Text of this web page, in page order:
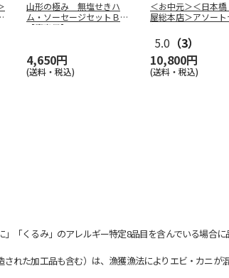
山形の極み 無塩せきハ
ム・ソーセージセットＢ
【慶事用】
4,650円
(送料・税込)
＜お中元＞＜日本
屋総本店＞アソート
5.0 （3）
10,800円
(送料・税込)
「くるみ」のアレルギー特定8品目を含んでいる場合に
れた加工品も含む）は、漁獲漁法によりエビ・カニ